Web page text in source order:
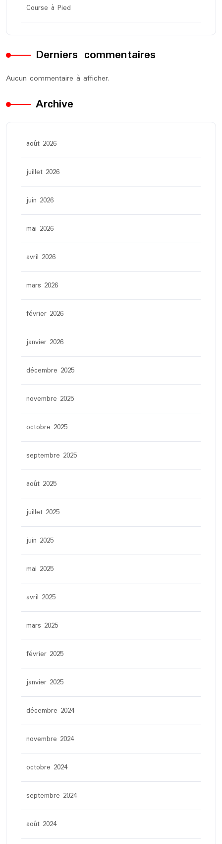
Course à Pied
Derniers commentaires
Aucun commentaire à afficher.
Archive
août 2026
juillet 2026
juin 2026
mai 2026
avril 2026
mars 2026
février 2026
janvier 2026
décembre 2025
novembre 2025
octobre 2025
septembre 2025
août 2025
juillet 2025
juin 2025
mai 2025
avril 2025
mars 2025
février 2025
janvier 2025
décembre 2024
novembre 2024
octobre 2024
septembre 2024
août 2024